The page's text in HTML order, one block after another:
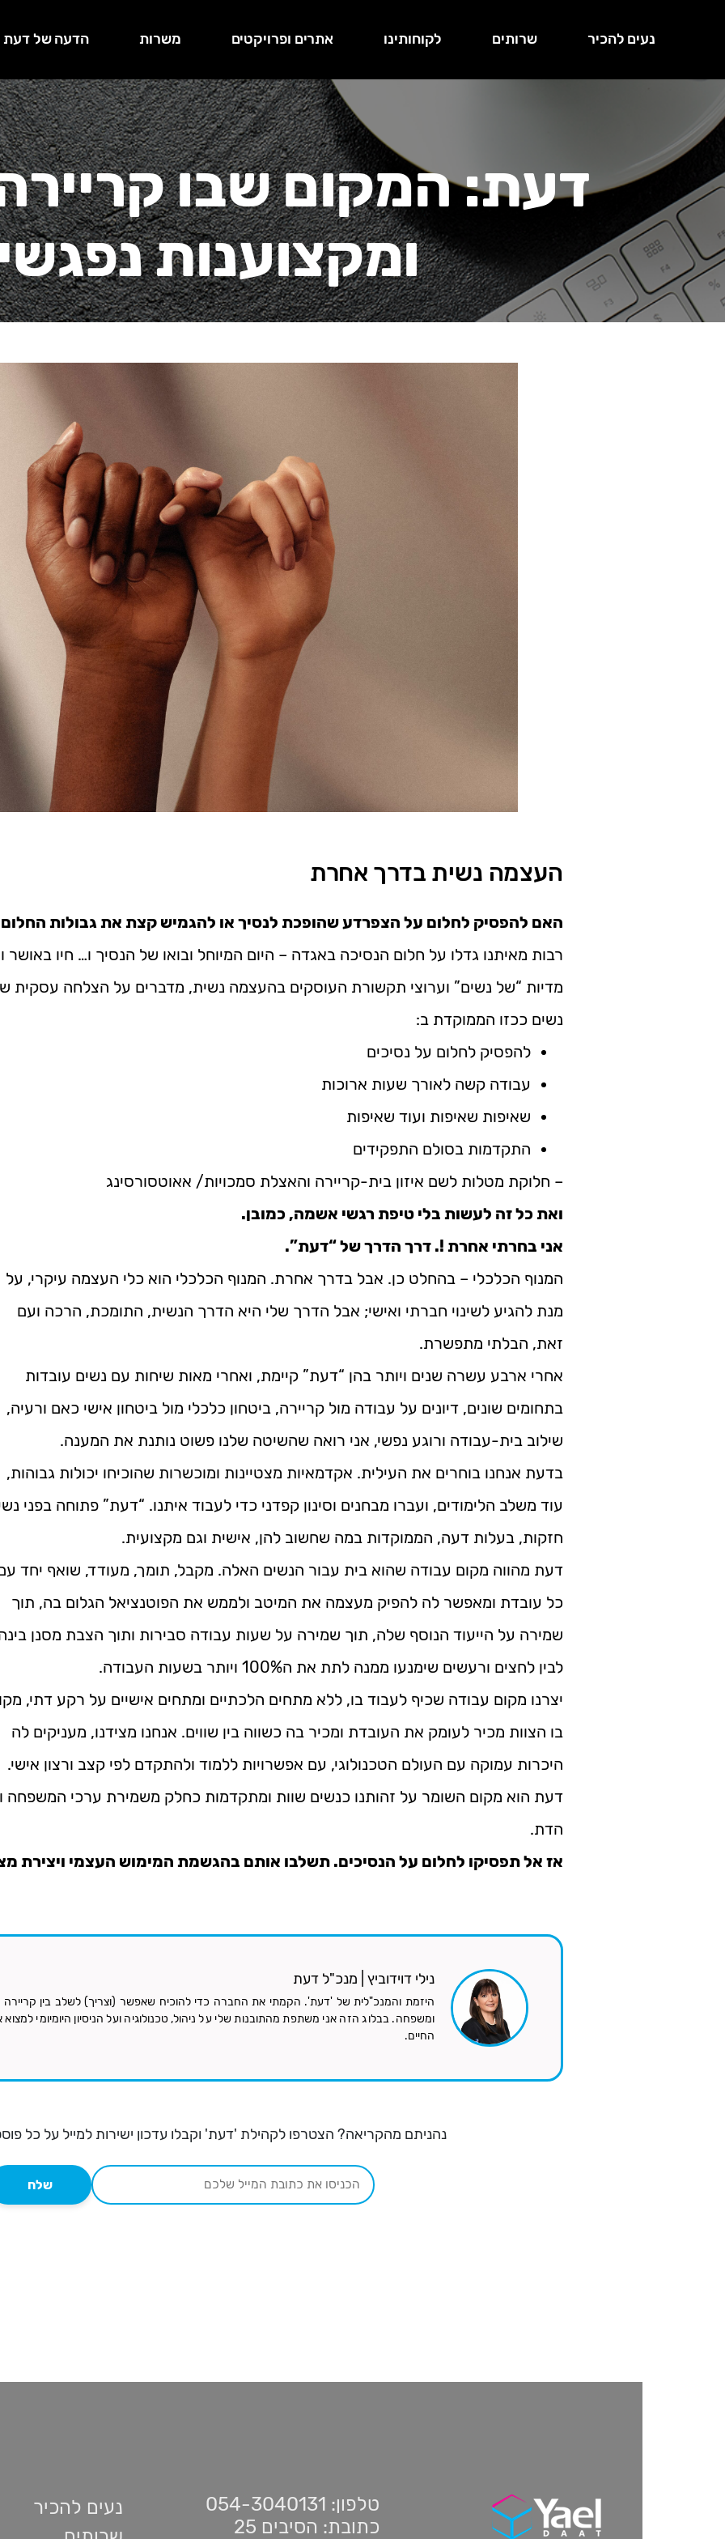
נעים להכיר שרותים לקוחותינו אתרים ופרויקטים משרות הדעה של דעת
דעת: המקום שבו
ומקצוענות
העצמה נשית בדרך אחרת
האם להפסיק לחלום על הצפרדע שהופכת לנסיך או להגמיש קצת את גבולות
רבות מאיתנו גדלו על חלום הנסיכה באגדה – היום המיוחל ובואו של הנסיך ו… חיו באושר
מדיות “של נשים” וערוצי תקשורת העוסקים בהעצמה נשית, מדברים על הצלחה עסקית
נשים ככזו הממוקדת ב:
להפסיק לחלום על נסיכים
עבודה קשה לאורך שעות ארוכות
שאיפות שאיפות ועוד שאיפות
התקדמות בסולם התפקידים
– חלוקת מטלות לשם איזון בית-קריירה והאצלת סמכויות/ אאוטסורסינג
ואת כל זה לעשות בלי טיפת רגשי אשמה, כמובן.
אני בחרתי אחרת !. דרך הדרך של “דעת”.
המנוף הכלכלי – בהחלט כן. אבל בדרך אחרת. המנוף הכלכלי הוא כלי העצמה עיקרי, על
מנת להגיע לשינוי חברתי ואישי; אבל הדרך שלי היא הדרך הנשית, התומכת, הרכה ועם
זאת, הבלתי מתפשרת.
אחרי ארבע עשרה שנים ויותר בהן “דעת” קיימת, ואחרי מאות שיחות עם נשים עובדות
בתחומים שונים, דיונים על עבודה מול קריירה, ביטחון כלכלי מול ביטחון אישי כאם ורעיה,
שילוב בית-עבודה ורוגע נפשי, אני רואה שהשיטה שלנו פשוט נותנת את המענה.
בדעת אנחנו בוחרים את העילית. אקדמאיות מצטיינות ומוכשרות שהוכיחו יכולות גבוהות,
עוד משלב הלימודים, ועברו מבחנים וסינון קפדני כדי לעבוד איתנו. “דעת” פתוחה בפני
חזקות, בעלות דעה, הממוקדות במה שחשוב להן, אישית וגם מקצועית.
דעת מהווה מקום עבודה שהוא בית עבור הנשים האלה. מקבל, תומך, מעודד, שואף יחד
כל עובדת ומאפשר לה להפיק מעצמה את המיטב ולממש את הפוטנציאל הגלום בה, תוך
שמירה על הייעוד הנוסף שלה, תוך שמירה על שעות עבודה סבירות ותוך הצבת מסנן
לבין לחצים ורעשים שימנעו ממנה לתת את ה100% ויותר בשעות העבודה.
יצרנו מקום עבודה שכיף לעבוד בו, ללא מתחים הלכתיים ומתחים אישיים על רקע דתי,
בו הצוות מכיר לעומק את העובדת ומכיר בה כשווה בין שווים. אנחנו מצידנו, מעניקים לה
היכרות עמוקה עם העולם הטכנולוגי, עם אפשרויות ללמוד ולהתקדם לפי קצב ורצון אישי.
דעת הוא מקום השומר על זהותנו כנשים שוות ומתקדמות כחלק משמירת ערכי המשפחה ו
הדת.
אז אל תפסיקו לחלום על הנסיכים. תשלבו אותם בהגשמת המימוש העצמי ויצירת
נילי דוידוביץ | מנכ"ל דעת
היזמת והמנכ"לית של 'דעת'. הקמתי את החברה כדי להוכיח שאפשר (וצריך) לשלב בין קריירה
ומשפחה. בבלוג הזה אני משתפת מהתובנות שלי על ניהול, טכנולוגיה ועל הניסיון היומיומי
החיים.
נהניתם מהקריאה? הצטרפו לקהילת 'דעת' וקבלו עדכון ישירות למייל על כל
שלח
טלפון: 054-3040131
כתובת: הסיבים 25
נעים להכיר